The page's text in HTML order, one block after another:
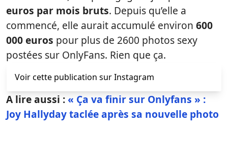
euros par mois bruts. Depuis qu’elle a
commencé, elle aurait accumulé environ 600
000 euros pour plus de 2600 photos sexy
postées sur OnlyFans. Rien que ça.
Voir cette publication sur Instagram
A lire aussi :« Ça va finir sur Onlyfans » :
Joy Hallyday taclée après sa nouvelle photo